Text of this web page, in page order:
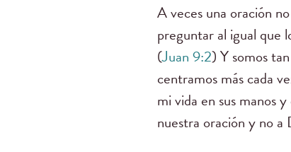
A veces una oración
preguntar al igual que
(Juan 9:2) Y somos
centramos más cada
mi vida en sus manos
nuestra oración y no a